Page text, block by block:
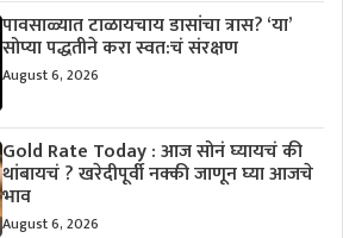
पावसाळ्यात टाळायचाय डासांचा त्रास? ‘या’
सोप्या पद्धतीने करा स्वत:चं संरक्षण
August 6, 2026
Gold Rate Today : आज सोनं घ्यायचं की
थांबायचं ? खरेदीपूर्वी नक्की जाणून घ्या आजचे
भाव
August 6, 2026